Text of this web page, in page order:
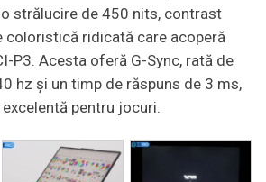
strălucire de 450 nits, contrast
coloristică ridicată care acoperă
P3. Acesta oferă G-Sync, rată de
hz și un timp de răspuns de 3 ms,
pentru jocuri.